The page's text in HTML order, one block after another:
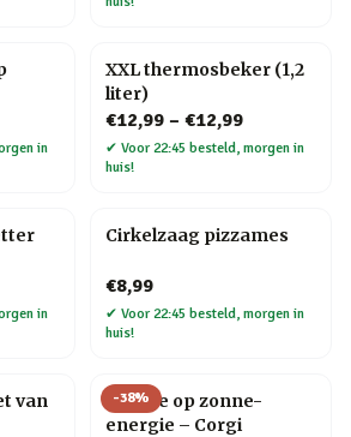
in
XXL thermosbeker (1,2
liter)
€12,99 – €12,99
✔ Voor 22:45 besteld, morgen in
huis!
in
Cirkelzaag pizzames
€8,99
✔ Voor 22:45 besteld, morgen in
huis!
van
-38%
Hondje op zonne-
energie – Corgi